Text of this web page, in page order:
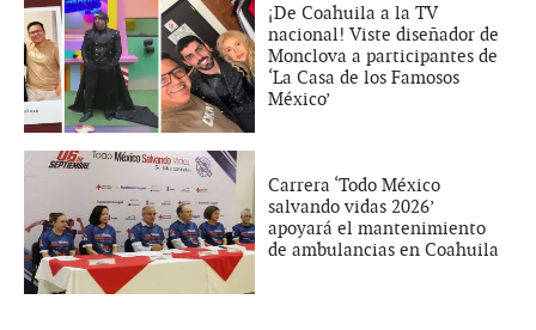
¡De Coahuila a la TV
nacional! Viste diseñador de
Monclova a participantes de
‘La Casa de los Famosos
México’
Carrera ‘Todo México
salvando vidas 2026’
apoyará el mantenimiento
de ambulancias en Coahuila